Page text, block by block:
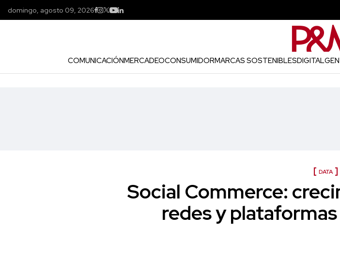
domingo, agosto 09, 2026
COMUNICACIÓNMERCADEOCONSUMIDORMARCAS SOSTENIBLESDIGITAL
DATA
Social Commerce:
redes y